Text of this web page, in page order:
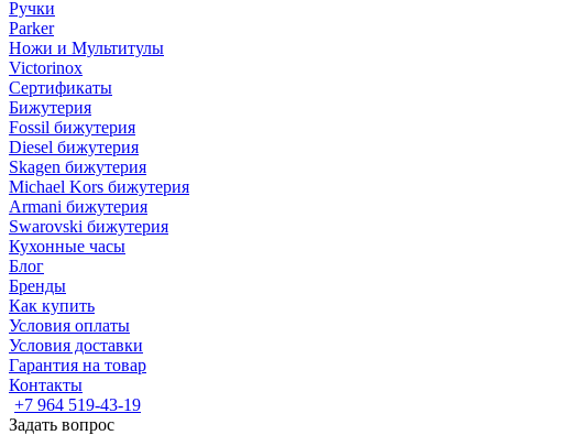
Ручки
Parker
Ножи и Мультитулы
Victorinox
Сертификаты
Бижутерия
Fossil бижутерия
Diesel бижутерия
Skagen бижутерия
Michael Kors бижутерия
Armani бижутерия
Swarovski бижутерия
Кухонные часы
Блог
Бренды
Как купить
Условия оплаты
Условия доставки
Гарантия на товар
Контакты
+7 964 519-43-19
Задать вопрос